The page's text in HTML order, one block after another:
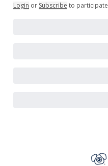
Login or Subscribe to participate